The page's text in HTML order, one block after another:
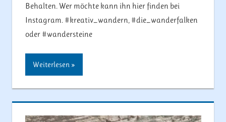
Behalten. Wer möchte kann ihn hier finden bei
Instagram. #kreativ_wandern, #die_wanderfalken
oder #wandersteine
Weiterlesen